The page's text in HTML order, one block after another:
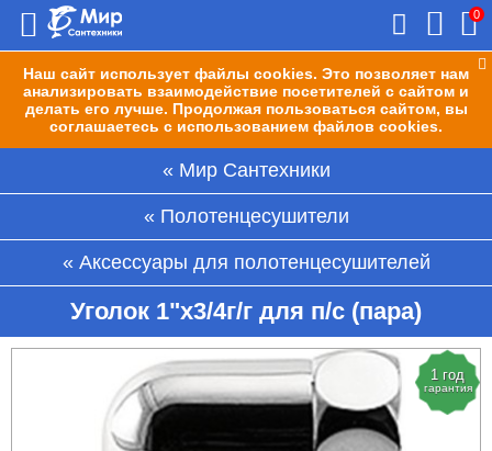
Наш сайт использует файлы cookies. Это позволяет нам
анализировать взаимодействие посетителей с сайтом и
делать его лучше. Продолжая пользоваться сайтом, вы
соглашаетесь с использованием файлов cookies.
0
Мир Сантехники
Полотенцесушители
Аксессуары для полотенцесушителей
Уголок 1"х3/4г/г для п/с (пара)
1 год
гарантия